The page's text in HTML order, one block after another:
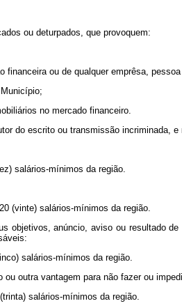
ou deturpados, que provoquem:
ou de qualquer emprêsa,
no mercado financeiro.
escrito ou transmissão incriminada, e
salários-mínimos da região.
(vinte) salários-mínimos da região.
anúncio, aviso ou resultado de
salários-mínimos da região.
outra vantagem para não fazer ou
salários-mínimos da região.